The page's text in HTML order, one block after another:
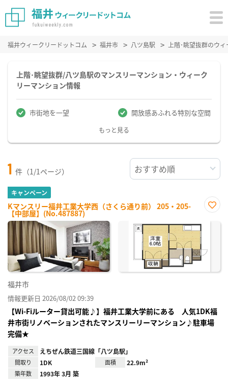
福井ウィークリードットコム 福井市 八ツ島駅 上階･眺望抜群のウ
上階･眺望抜群/八ツ島駅のマンスリーマンション・ウィーク
リーマンション情報
市街地を一望 開放感あふれる特別な空間
もっと見る
1 件（1/1ページ）
キャンペーン
Kマンスリー福井工業大学西（さくら通り前） 205・205-
【中部屋】(No.487887)
に入
福井市
情報更新日 2026/08/02 09:39
【Wi-Fiルーター貸出可能♪】福井工業大学前にある 人気1DK福
井市街リノベーションされたマンスリーリーマンション♪駐車場
完備★
アクセス えちぜん鉄道三国線「八ツ島駅」
間取り 1DK 面積 22.9m²
築年数 1993年 3月 築